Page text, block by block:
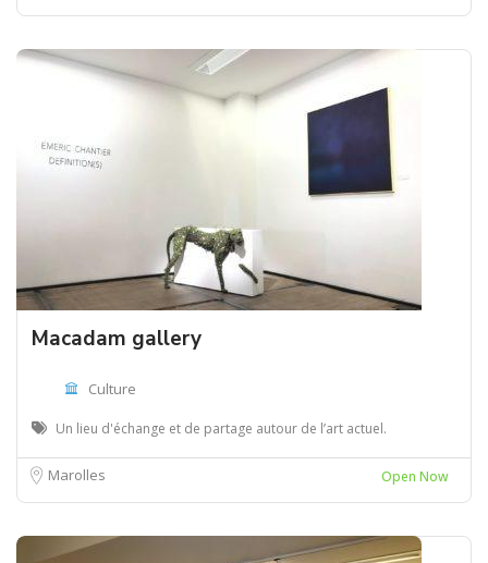
Macadam gallery
Culture
Un lieu d'échange et de partage autour de l’art actuel.
Marolles Open Now